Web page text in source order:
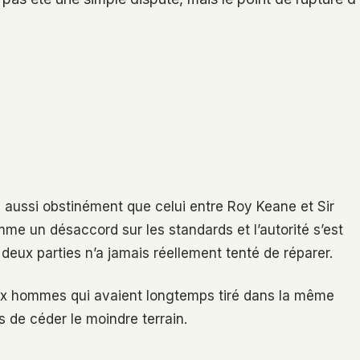
obstinément que celui entre Roy Keane et Sir
un désaccord sur les standards et l’autorité s’est
parties n’a jamais réellement tenté de réparer.
hommes qui avaient longtemps tiré dans la même
de céder le moindre terrain.